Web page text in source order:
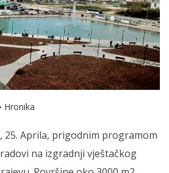
Hronika
25. Aprila, prigodnim programom
na izgradnji vještačkog